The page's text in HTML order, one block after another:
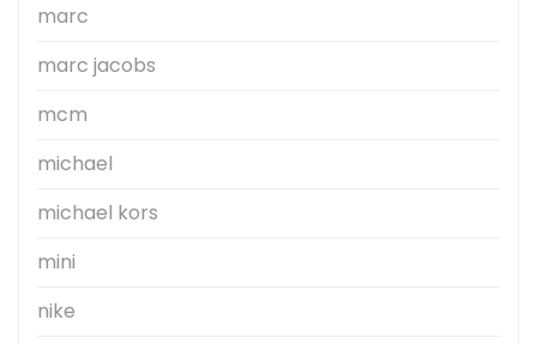
marc
marc jacobs
mcm
michael
michael kors
mini
nike